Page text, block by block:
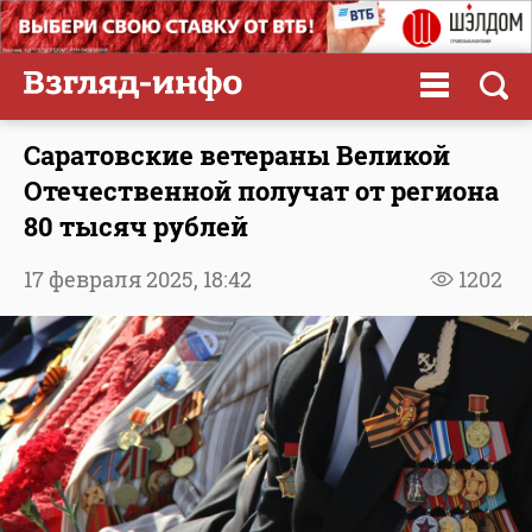
Саратовские ветераны Великой
Отечественной получат от региона
80 тысяч рублей
1202
17 февраля 2025, 18:42